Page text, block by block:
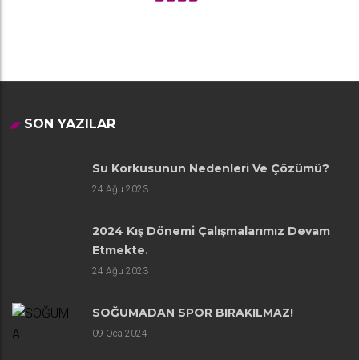
SON YAZILAR
Su Korkusunun Nedenleri Ve Çözümü?
24 Ağu 2023
2024 Kış Dönemi Çalışmalarımız Devam
Etmekte.
24 Ağu 2023
SOĞUMADAN SPOR BIRAKILMAZ!
09 Oca 2024